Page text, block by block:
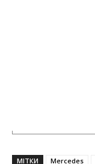
МІТКИ Mercedes